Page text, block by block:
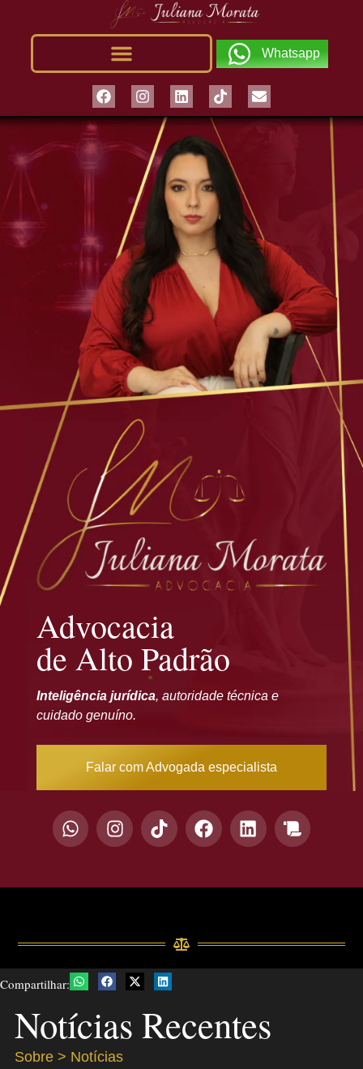
Whatsapp
Advocacia
de Alto Padrão
Inteligência jurídica, autoridade técnica e
cuidado genuíno.
Falar com Advogada especialista
Compartilhar:
Notícias Recentes
Sobre > Notícias